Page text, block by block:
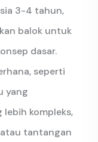
3-4 tahun,
balok untuk
dasar.
seperti
yang
kompleks,
tantangan